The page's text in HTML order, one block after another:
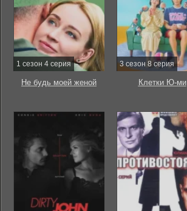
1 сезон 4 серия
Не будь моей женой
3 сезон 8 серия
Клетки Ю-ми